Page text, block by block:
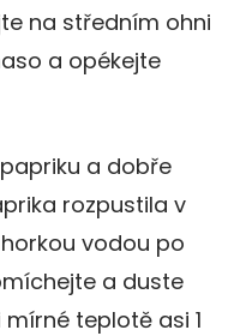
na středním ohni
a opékejte
a dobře
rozpustila v
vodou po
a duste
teplotě asi 1